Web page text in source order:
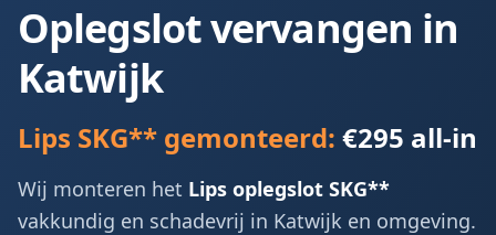
Oplegslot vervangen in
Katwijk
Lips SKG** gemonteerd: €295 all-in
Wij monteren het Lips oplegslot SKG**
vakkundig en schadevrij in Katwijk en omgeving.